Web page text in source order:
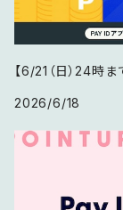
【6/21（日）24時
2026/6/18